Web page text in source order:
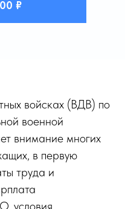
₽
войсках (ВДВ) по
военной
внимание многих
в первую
труда и
условия